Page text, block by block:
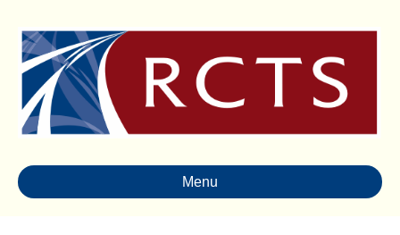
Menu